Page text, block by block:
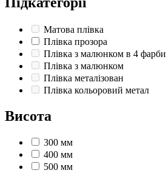
Матова плівка
Плівка прозора
Плівка з малюнком в 4 фарби
Плівка з малюнком
Плівка металізован
Плівка кольоровий метал
Висота
300 мм
400 мм
500 мм